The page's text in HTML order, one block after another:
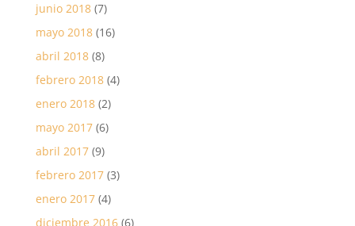
junio 2018(7)
mayo 2018(16)
abril 2018(8)
febrero 2018(4)
enero 2018(2)
mayo 2017(6)
abril 2017(9)
febrero 2017(3)
enero 2017(4)
diciembre 2016(6)